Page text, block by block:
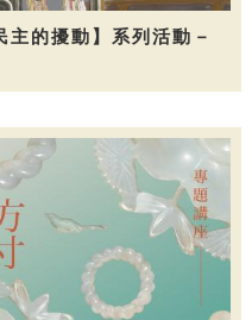
主的擾動】系列活動－